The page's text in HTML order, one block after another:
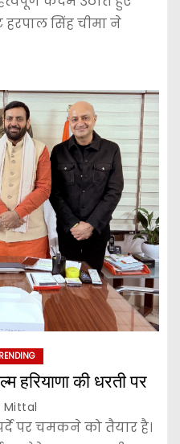
हरपाल सिंह चीमा ने
हरियाणा की धरती पर
Mittal
पर चमकने को तैयार है।